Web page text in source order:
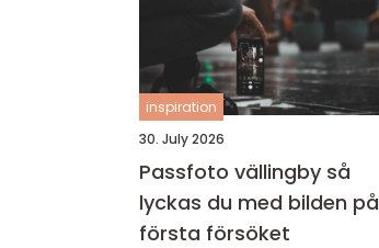
inspiration
30. July 2026
Passfoto vällingby så
lyckas du med bilden på
första försöket